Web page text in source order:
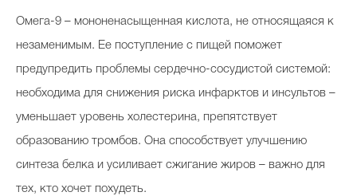
Омега-9 – мононенасыщенная кислота, не относящаяся к
незаменимым. Ее поступление с пищей поможет
предупредить проблемы сердечно-сосудистой системой:
необходима для снижения риска инфарктов и инсультов –
уменьшает уровень холестерина, препятствует
образованию тромбов. Она способствует улучшению
синтеза белка и усиливает сжигание жиров – важно для
тех, кто хочет похудеть.